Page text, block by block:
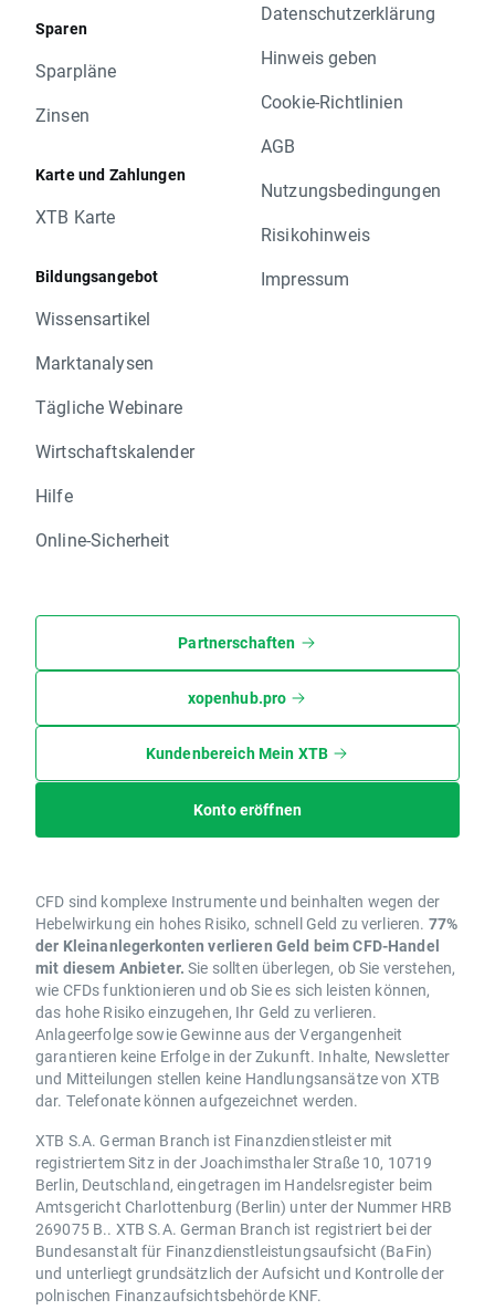
Sparen
Sparpläne
Zinsen
Karte und Zahlungen
XTB Karte
Bildungsangebot
Wissensartikel
Marktanalysen
Tägliche Webinare
Wirtschaftskalender
Hilfe
Online-Sicherheit
Datenschutzerklärung
Hinweis geben
Cookie-Richtlinien
AGB
Nutzungsbedingungen
Risikohinweis
Impressum
Partnerschaften
xopenhub.pro
Kundenbereich Mein XTB
Konto eröffnen
CFD sind komplexe Instrumente und beinhalten wegen der
Hebelwirkung ein hohes Risiko, schnell Geld zu verlieren. 77%
der Kleinanlegerkonten verlieren Geld beim CFD-Handel
mit diesem Anbieter. Sie sollten überlegen, ob Sie verstehen,
wie CFDs funktionieren und ob Sie es sich leisten können,
das hohe Risiko einzugehen, Ihr Geld zu verlieren.
Anlageerfolge sowie Gewinne aus der Vergangenheit
garantieren keine Erfolge in der Zukunft. Inhalte, Newsletter
und Mitteilungen stellen keine Handlungsansätze von XTB
dar. Telefonate können aufgezeichnet werden.
XTB S.A. German Branch ist Finanzdienstleister mit
registriertem Sitz in der Joachimsthaler Straße 10, 10719
Berlin, Deutschland, eingetragen im Handelsregister beim
Amtsgericht Charlottenburg (Berlin) unter der Nummer HRB
269075 B.. XTB S.A. German Branch ist registriert bei der
Bundesanstalt für Finanzdienstleistungsaufsicht (BaFin)
und unterliegt grundsätzlich der Aufsicht und Kontrolle der
polnischen Finanzaufsichtsbehörde KNF.